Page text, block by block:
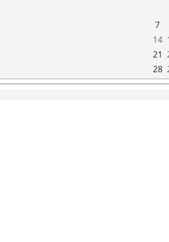
7
14
21
28